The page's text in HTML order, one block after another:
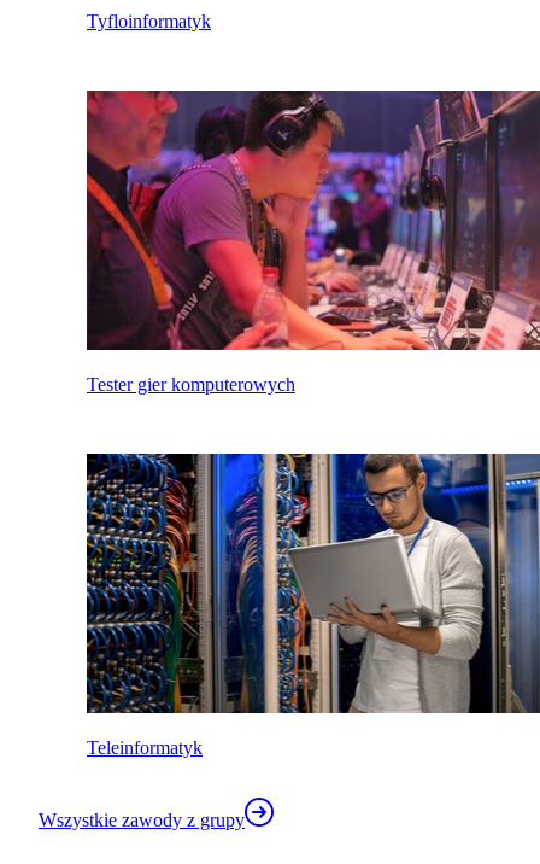
Tyfloinformatyk
Tester gier komputerowych
Teleinformatyk
Wszystkie zawody z grupy